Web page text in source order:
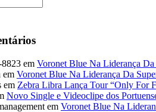
em Voronet Blue Na Liderança
em Voronet Blue Na Liderança Da
em Zebra Libra Lança Tour “Only For
Novo Single e Videoclipe dos
em Voronet Blue Na